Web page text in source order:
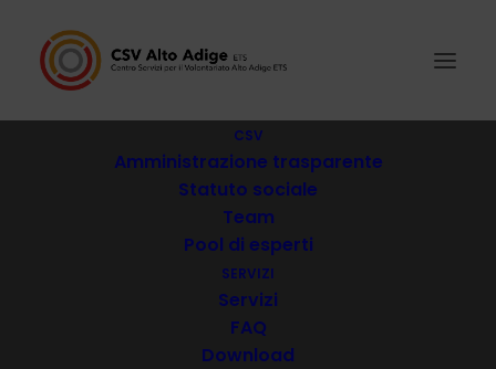
CSV
Amministrazione trasparente
Statuto sociale
Team
Pool di esperti
SERVIZI
Servizi
FAQ
Download
C.A.I. - Club Alpino Italiano - Sezione di Merano
Ferrarifreunde Völs am Schlern
Consolato Prov.le Maestri del Lavoro